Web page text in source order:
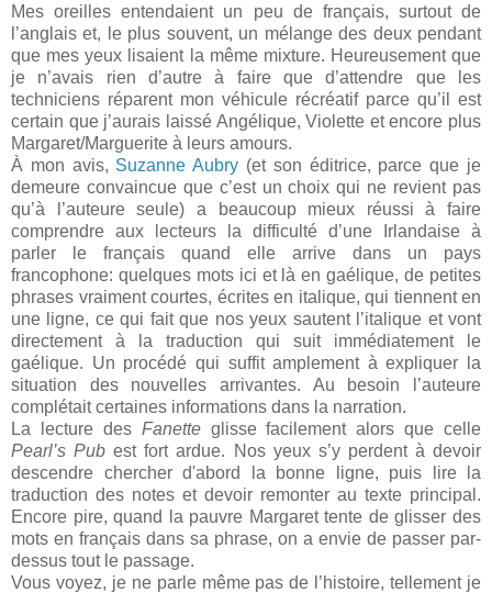
Mes oreilles entendaient un peu de français, surtout de
l’anglais et, le plus souvent, un mélange des deux pendant
que mes yeux lisaient la même mixture. Heureusement que
je n’avais rien d’autre à faire que d’attendre que les
techniciens réparent mon véhicule récréatif parce qu’il est
certain que j’aurais laissé Angélique, Violette et encore plus
Margaret/Marguerite à leurs amours.
À mon avis, Suzanne Aubry (et son éditrice, parce que je
demeure convaincue que c’est un choix qui ne revient pas
qu’à l’auteure seule) a beaucoup mieux réussi à faire
comprendre aux lecteurs la difficulté d’une Irlandaise à
parler le français quand elle arrive dans un pays
francophone: quelques mots ici et là en gaélique, de petites
phrases vraiment courtes, écrites en italique, qui tiennent en
une ligne, ce qui fait que nos yeux sautent l’italique et vont
directement à la traduction qui suit immédiatement le
gaélique. Un procédé qui suffit amplement à expliquer la
situation des nouvelles arrivantes. Au besoin l’auteure
complétait certaines informations dans la narration.
La lecture des Fanetteglisse facilement alors que celle
Pearl’s Pub est fort ardue. Nos yeux s’y perdent à devoir
descendre chercher d'abord la bonne ligne, puis lire la
traduction des notes et devoir remonter au texte principal.
Encore pire, quand la pauvre Margaret tente de glisser des
mots en français dans sa phrase, on a envie de passer par-
dessus tout le passage.
Vous voyez, je ne parle même pas de l’histoire, tellement je